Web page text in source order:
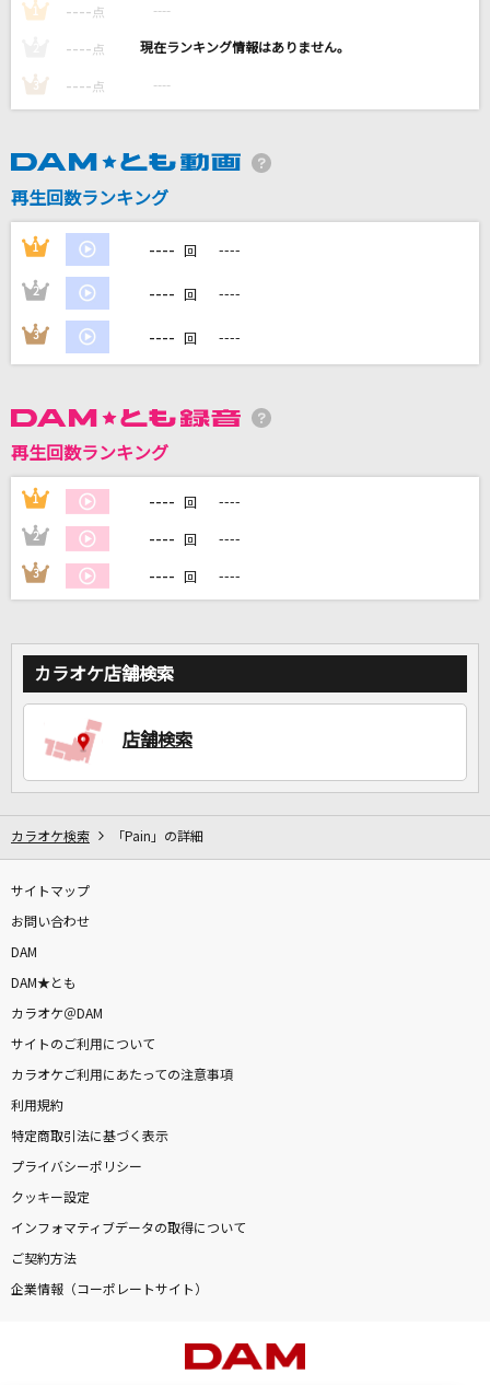
Realize
JAM
LiSA
カラオケ最新情報をチェック！
1 ---- 点 ----
---- 点 ----
3 ---- 点 ----
再生回数ランキング
1 ---- 回 ----
2 ---- 回 ----
3 ---- 回 ----
再生回数ランキング
1 ---- 回 ----
2 ---- 回 ----
3 ---- 回 ----
カラオケ店舗検索
店舗検索
カラオケ検索 「Pain」の詳細
サイトマップ
お問い合わせ
DAM
DAM★とも
カラオケ＠DAM
サイトのご利用について
カラオケご利用にあたっての注意事項
利用規約
特定商取引法に基づく表示
プライバシーポリシー
クッキー設定
インフォマティブデータの取得について
ご契約方法
企業情報（コーポレートサイト）